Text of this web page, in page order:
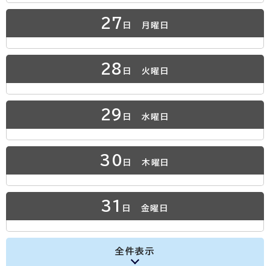
27 日 月曜日
28 日 火曜日
29 日 水曜日
30 日 木曜日
31 日 金曜日
全件表示